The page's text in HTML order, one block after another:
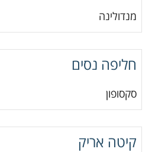
מנדולינה
חליפה נסים
סקסופון
קיטה אריק